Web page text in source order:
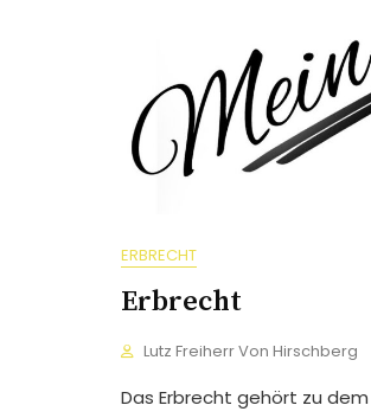
ERBRECHT
Erbrecht
Lutz Freiherr Von Hirschberg
Das Erbrecht gehört zu